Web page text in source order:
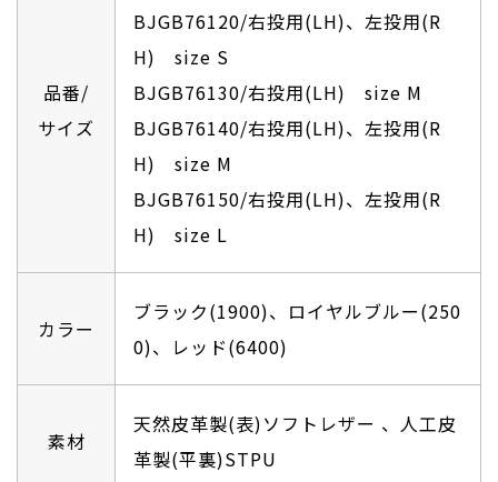
品番/
サイズ
BJGB76120/右投用(LH)、左投用(R
H) size S
BJGB76130/右投用(LH) size M
BJGB76140/右投用(LH)、左投用(R
H) size M
BJGB76150/右投用(LH)、左投用(R
H) size L
カラー
ブラック(1900)、ロイヤルブルー(250
0)、レッド(6400)
素材
天然⽪⾰製(表)ソフトレザー 、⼈⼯⽪
⾰製(平裏)STPU